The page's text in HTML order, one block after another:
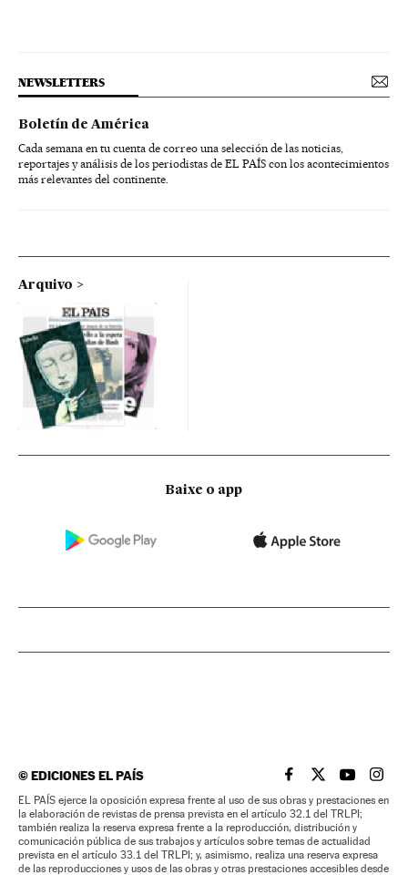
NEWSLETTERS
Boletín de América
Cada semana en tu cuenta de correo una selección de las noticias,
reportajes y análisis de los periodistas de EL PAÍS con los acontecimientos
más relevantes del continente.
Arquivo
Baixe o app
©EDICIONES EL PAÍS EL PAÍS BRASIL EN
EL PAÍSEL PAÍS
EL
EL PAÍS ejerce la oposición expresa frente al uso de sus obras y prestaciones en
la elaboración de revistas de prensa prevista en el artículo 32.1 del TRLPI;
también realiza la reserva expresa frente a la reproducción, distribución y
comunicación pública de sus trabajos y artículos sobre temas de actualidad
prevista en el artículo 33.1 del TRLPI; y, asimismo, realiza una reserva expresa
de las reproducciones y usos de las obras y otras prestaciones accesibles desde